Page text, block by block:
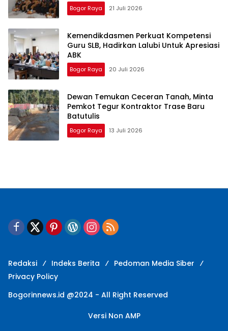
Bogor Raya 21 Juli 2026
Kemendikdasmen Perkuat Kompetensi
Guru SLB, Hadirkan Lalubi Untuk Apresiasi
ABK
Bogor Raya 20 Juli 2026
Dewan Temukan Ceceran Tanah, Minta
Pemkot Tegur Kontraktor Trase Baru
Batutulis
Bogor Raya 13 Juli 2026
Redaksi Indeks Berita
Pedoman Media Siber
Privacy Policy
Bogorinnews.id @2024 - All Right Reserved
Versi Non AMP